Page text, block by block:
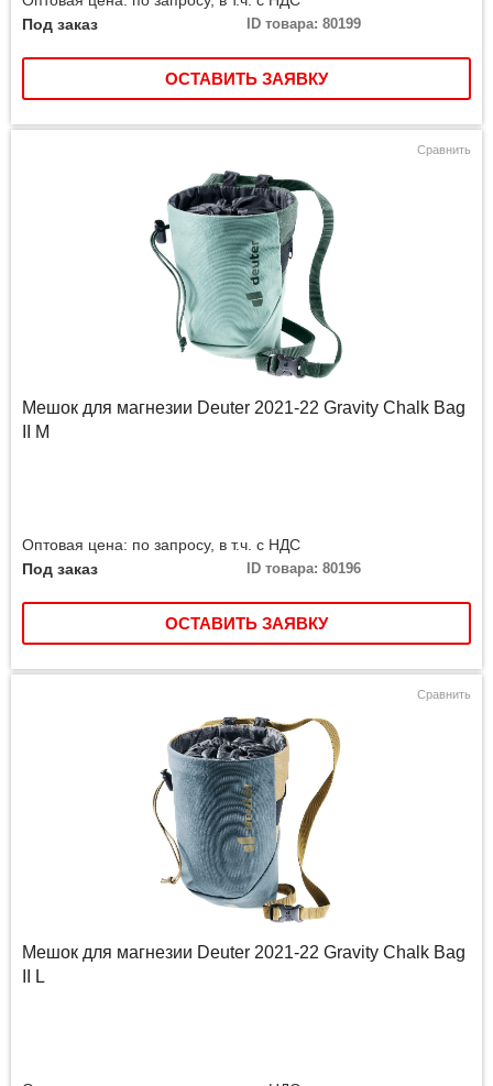
Под заказ
ID товара: 80199
ОСТАВИТЬ ЗАЯВКУ
Сравнить
Мешок для магнезии Deuter 2021-22 Gravity Chalk Bag
II M
Оптовая цена: по запросу, в т.ч. с НДС
Под заказ
ID товара: 80196
ОСТАВИТЬ ЗАЯВКУ
Сравнить
Мешок для магнезии Deuter 2021-22 Gravity Chalk Bag
II L